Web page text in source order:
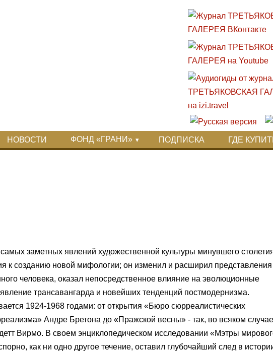
НОВОСТИ ФОНД «ГРАНИ» ПОДПИСКА ГДЕ
заметных явлений художественной культуры минувшего
к созданию новой мифологии; он изменил и расширил
человека, оказал непосредственное влияние на эволюционные
трансавангарда и новейших тенденций постмодернизма.
1924-1968 годами: от открытия «Бюро сюрреалистических
Андре Бретона до «Пражской весны» - так, во всяком
Вирмо. В своем энциклопедическом исследовании «Мэтры
как ни одно другое течение, оставил глубочайший след в